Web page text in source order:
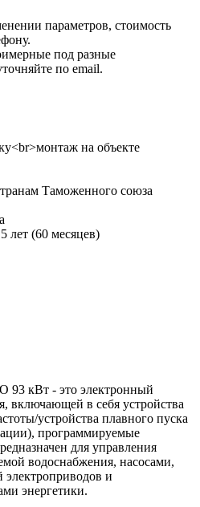
параметров, стоимость
под разные
по email.
93 кВт - это электронный
включающей в себя устройства
устройства плавного пуска
программируемые
для управления
водоснабжения, насосами,
электроприводов и
энергетики.